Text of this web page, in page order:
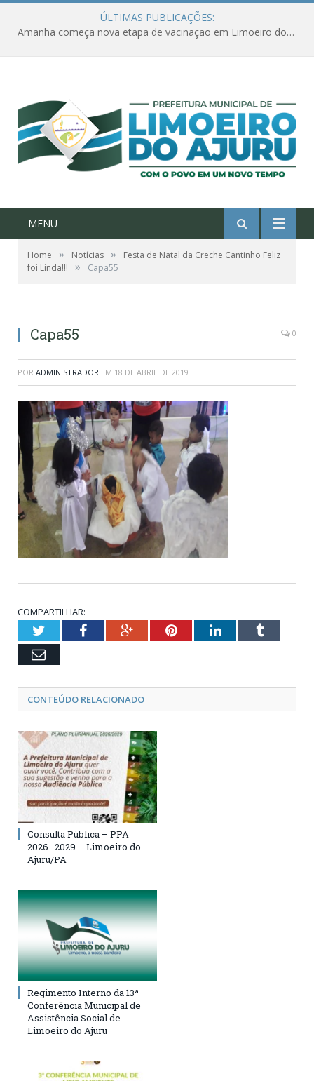
ÚLTIMAS PUBLICAÇÕES:
Amanhã começa nova etapa de vacinação em Limoeiro do Ajuru para idosos com 65 ou mais
MENU
Home » Notícias »
Festa de Natal da Creche Cantinho Feliz
foi Linda!!!
» Capa55
Capa55 0
POR ADMINISTRADOR EM 18 DE ABRIL DE 2019
COMPARTILHAR:
TwitterFacebookGoogle+PinterestLinkedInTumblr
Email
CONTEÚDO RELACIONADO
Consulta Pública – PPA
2026–2029 – Limoeiro do
Ajuru/PA
Regimento Interno da 13ª
Conferência Municipal de
Assistência Social de
Limoeiro do Ajuru